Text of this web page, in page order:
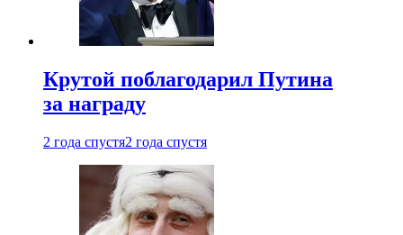
Крутой поблагодарил Путина
за награду
2 года спустя2 года спустя